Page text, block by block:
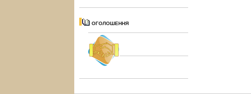
ОГОЛОШЕННЯ